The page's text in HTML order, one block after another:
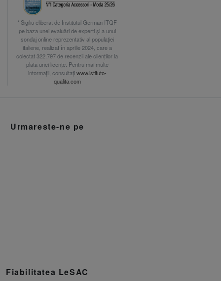
* Sigiliu eliberat de Institutul German ITQF
pe baza unei evaluări de experți și a unui
sondaj online reprezentativ al populației
italiene, realizat în aprilie 2024, care a
colectat 322.797 de recenzii ale clienților la
plata unei licențe. Pentru mai multe
informații, consultațiwww.istituto-
qualita.com
Urmareste-ne pe
Fiabilitatea LeSAC